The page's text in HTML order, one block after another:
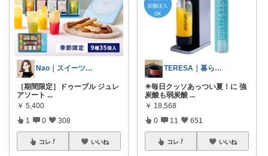
Nao｜スイーツROOM🍰
［期間限定］ドゥーブル ジュレ
アソート ...
￥ 5,400
1 0 308
コレ いいね
TERESA｜暮らしの道具図鑑📚
☀毎日クッソあっつい夏！に 強
炭酸も弱炭酸 ...
￥ 18,568
0 11 651
コレ いいね